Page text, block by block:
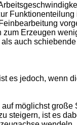
Erzeugen
auch
es jedoch, wenn
möglichst
steigern, ist es